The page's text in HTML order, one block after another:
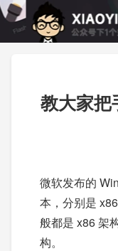
教大家把
微软发布的
本，分别是
般都是 x86 架
构。